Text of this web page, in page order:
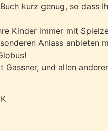
kurz genug, so dass
Kinder immer mit
Anlass anbieten
und allen